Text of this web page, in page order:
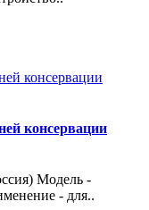
консервации
Модель -
- для..